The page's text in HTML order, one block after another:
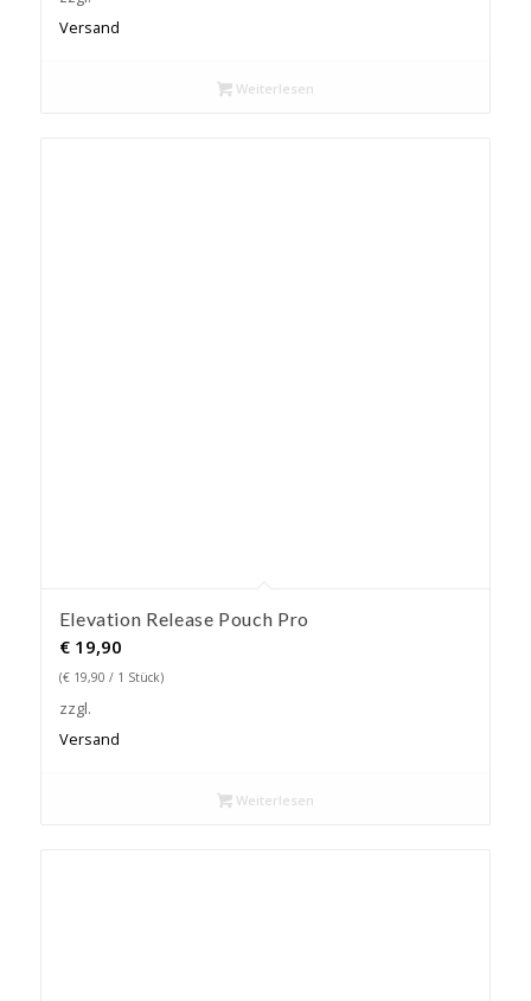
Versand
Weiterlesen
Elevation Release Pouch Pro
€19,90
(€19,90 / 1 Stück)
zzgl.
Versand
Weiterlesen